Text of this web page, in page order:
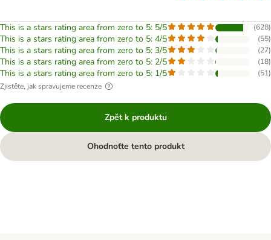
This is a stars rating area from zero to 5: 5/5 (628)
This is a stars rating area from zero to 5: 4/5 (55)
This is a stars rating area from zero to 5: 3/5 (27)
This is a stars rating area from zero to 5: 2/5 (18)
This is a stars rating area from zero to 5: 1/5 (51)
Zjistěte, jak spravujeme recenze
Zpět k produktu
Ohodnoťte tento produkt